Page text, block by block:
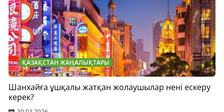
ҚАЗАҚСТАН ЖАҢАЛЫҚТАРЫ
Шанхайға ұшқалы жатқан жолаушылар нені ескеру
керек?